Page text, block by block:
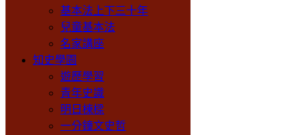
基本法上下三十年
兒童基本法
名家講座
知史學園
遊歷學習
青年史識
明日棟樑
一分鐘文史哲